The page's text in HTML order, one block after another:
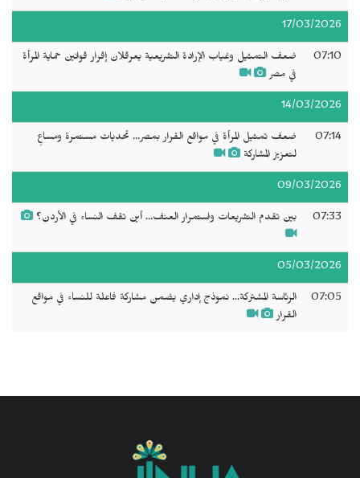
17/03/2026
07:10
ضعف التمثيل وغياب الإرادة التشريعية يعرقلان إقرار قوانين حماية المرأة
في مصر
14/03/2026
07:14
ضعف تمثيل المرأة في مواقع القرار بمصر... تحديات مستمرة ومساعٍ
لتعزيز المشاركة
09/03/2026
07:33 بين تقدم التشريعات واستمرار العنف... أين تقف النساء في الأردن؟
05/03/2026
07:05
الرئاسة المشتركة... نموذج إداري يضمن مشاركة فاعلة للنساء في مواقع
القرار